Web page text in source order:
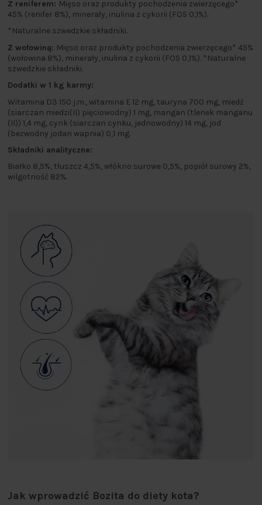
Z reniferem: Mięso oraz produkty pochodzenia zwierzęcego*
45% (renifer 8%), minerały, inulina z cykorii (FOS 0,1%).
*Naturalne szwedzkie składniki.
Z wołowiną: Mięso oraz produkty pochodzenia zwierzęcego* 45%
(wołowina 8%), minerały, inulina z cykorii (FOS 0,1%). *Naturalne
szwedzkie składniki.
Dodatki w 1 kg karmy:
Witamina D3 150 j.m., witamina E 12 mg, tauryna 700 mg, miedź
(siarczan miedzi(II) pięciowodny) 1 mg, mangan (tlenek manganu
(II)) 1,4 mg, cynk (siarczan cynku, jednowodny) 14 mg, jod
(bezwodny jodan wapnia) 0,1 mg.
Składniki analityczne:
Białko 8,5%, tłuszcz 4,5%, włókno surowe 0,5%, popiół surowy 2%,
wilgotność 82%.
Jak wprowadzić Bozita do diety kota?